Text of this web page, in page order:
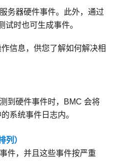
务器硬件事件。此外，通过
试时也可生成事件。
信息，供您了解如何解决相
到硬件事件时，BMC 会将
系统事件日志内。
列）
件，并且这些事件按严重